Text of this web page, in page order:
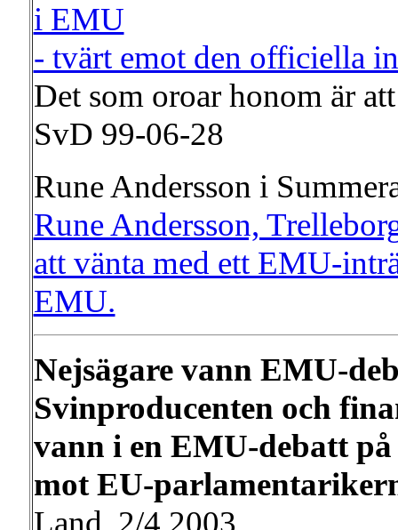
i EMU
- tvärt emot den officiella
Det som oroar honom är
SvD 99-06-28
Rune Andersson i
Rune Andersson,
att vänta med ett EMU-
EMU.
Nejsägare vann EMU-
Svinproducenten och
vann i en EMU-debatt
mot EU-